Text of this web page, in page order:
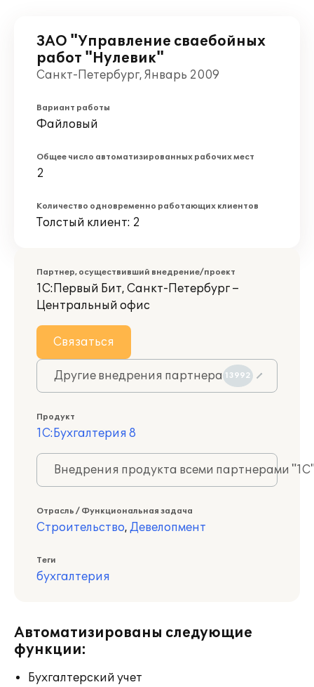
ЗАО "Управление сваебойных
работ "Нулевик"
Санкт-Петербург, Январь 2009
Вариант работы
Файловый
Общее число автоматизированных рабочих мест
2
Количество одновременно работающих клиентов
Толстый клиент: 2
Партнер, осуществивший внедрение/проект
1С:Первый Бит, Санкт-Петербург –
Центральный офис
Связаться
Другие внедрения партнера 13992
Продукт
1С:Бухгалтерия 8
Внедрения продукта всеми партнерами
Отрасль / Функциональная задача
Строительство, Девелопмент
Теги
бухгалтерия
Автоматизированы следующие
функции:
Бухгалтерский учет